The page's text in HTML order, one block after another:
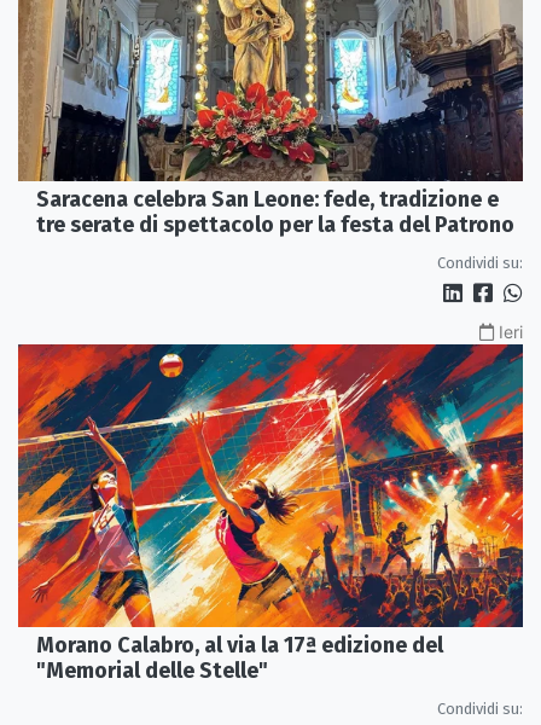
Saracena celebra San Leone: fede, tradizione e
tre serate di spettacolo per la festa del Patrono
Condividi su:
Ieri
Morano Calabro, al via la 17ª edizione del
"Memorial delle Stelle"
Condividi su: